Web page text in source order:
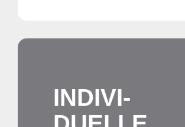
INDIVI­